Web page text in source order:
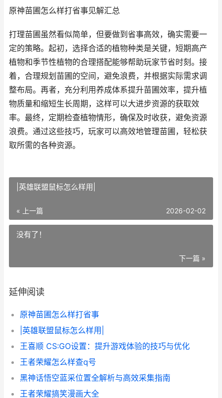
原神苗圃怎么样打省事见解汇总
打理苗圃虽然看似简单，但要做到省事高效，确实需要一
定的策略。起初，选择合适的植物种类是关键，短期高产
植物和季节性植物的合理搭配能够帮助玩家节省时刻。接
着，合理规划苗圃的空间，避免浪费，并根据实际需求调
整布局。再者，充分利用养成体系提升苗圃效率，提升植
物质量和缩短生长周期，这样可以大进步资源的获取效
率。最终，定期检查植物情形，确保及时收获，避免资源
浪费。通过这些技巧，玩家可以高效地管理苗圃，轻松获
取所需的各种资源。
|英雄联盟鼠标怎么样用|
« 上一篇 2026-02-02
没有了！
下一篇 »
延伸阅读
原神苗圃怎么样打省事
|英雄联盟鼠标怎么样用|
王喜顺 CS:GO设置：提升游戏体验的技巧与优化
王者荣耀怎么样查q号
黑神话悟空蓝采位置全解析与高效采集指南
王者荣耀搞笑漫画大全